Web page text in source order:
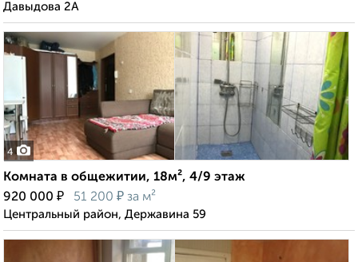
Давыдова 2А
4
Комната в общежитии, 18м², 4/9 этаж
920 000 ₽ 51 200 ₽ за м²
Центральный район, Державина 59